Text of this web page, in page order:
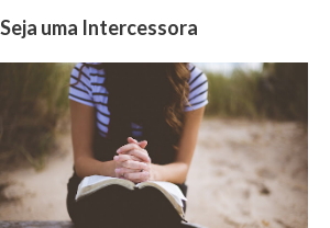
Seja uma Intercessora